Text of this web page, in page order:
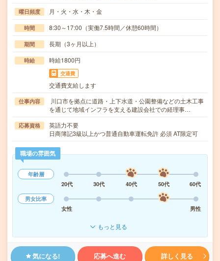
曜日頻度 月・火・水・木・金
時間 8:30～17:00（実働7.5時間／休憩60時間）
期間 長期（3ヶ月以上）
時給 時給1800円
交通費
交通費支給します
仕事内容
川口市を拠点に道路・上下水道・公園整備などの土木工事
を通じて地域インフラを支える建設会社での経理事…
応募資格
英語力不要
日商簿記3級以上かつ普通自動車運転免許 必須 AT限定可
職場の雰囲気
年齢層
20代
30代 40代 50代
60代
男女比率
女性
男性
もっと見る
気になる! 応募へ進む 詳しく見る